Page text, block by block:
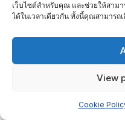
เว็บไซต์สำหรับคุณ และช่วยให้สาม
ได้ในเวลาเดียวกัน ทั้งนี้คุณสามารถ
View
Cookie
การตรวจประเมิน AUN-QA
การตรวจประเมิน AUN-